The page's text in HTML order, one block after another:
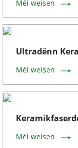
Méi weisen
Ultradënn
Méi weisen
Méi weisen